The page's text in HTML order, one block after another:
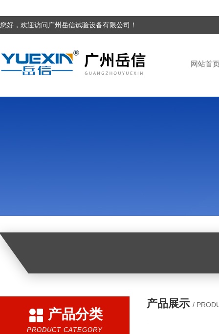
您好，欢迎访问广州岳信试验设备有限公司！
网站首
产品分类
PRODUCT CATEGORY
产品展示 /